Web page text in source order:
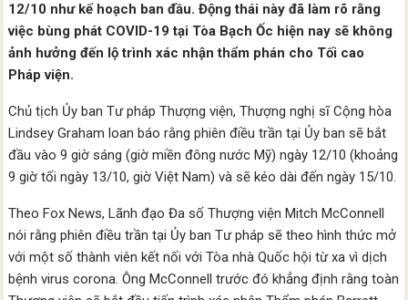
12/10 như kế hoạch ban đầu. Động thái này đã làm rõ rằng
việc bùng phát COVID-19 tại Tòa Bạch Ốc hiện nay sẽ không
ảnh hưởng đến lộ trình xác nhận thẩm phán cho Tối cao
Pháp viện.
Chủ tịch Ủy ban Tư pháp Thượng viện, Thượng nghị sĩ Cộng hòa
Lindsey Graham loan báo rằng phiên điều trần tại Ủy ban sẽ bắt
đầu vào 9 giờ sáng (giờ miền đông nước Mỹ) ngày 12/10 (khoảng
9 giờ tối ngày 13/10, giờ Việt Nam) và sẽ kéo dài đến ngày 15/10.
Theo Fox News, Lãnh đạo Đa số Thượng viện Mitch McConnell
nói rằng phiên điều trần tại Ủy ban Tư pháp sẽ theo hình thức mở
với một số thành viên kết nối với Tòa nhà Quốc hội từ xa vì dịch
bệnh virus corona. Ông McConnell trước đó khẳng định rằng toàn